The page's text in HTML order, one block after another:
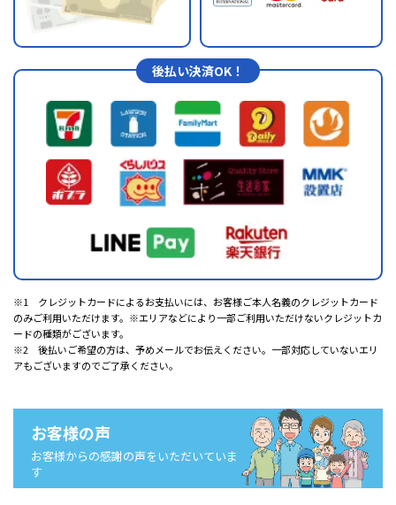
後払い決済OK！
※1 クレジットカードによるお支払いには、お客様ご本人名義のクレジットカード
のみご利用いただけます。※エリアなどにより一部ご利用いただけないクレジットカ
ードの種類がございます。
※2 後払いご希望の方は、予めメールでお伝えください。一部対応していないエリ
アもございますのでご了承ください。
お客様の声
お客様からの感謝の声をいただいていま
す